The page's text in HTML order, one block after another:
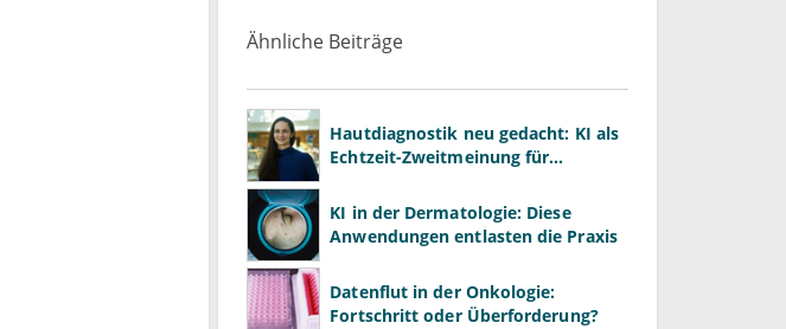
Ähnliche Beiträge
Hautdiagnostik neu gedacht: KI als
Echtzeit-Zweitmeinung für
KI in der Dermatologie: Diese
Anwendungen entlasten die Praxis
Datenflut in der Onkologie:
Fortschritt oder Überforderung?